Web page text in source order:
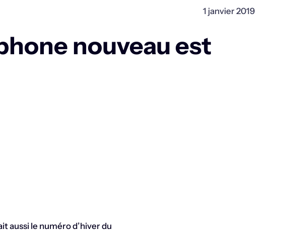
1 janvier 2019
nouveau est
aussi le numéro d’hiver du